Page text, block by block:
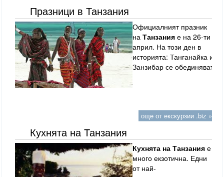
Празници в Танзания
Официалният празник
наТанзания е на 26-ти
април. На този ден в
историята: Танганайка и
Занзибар се обединяват
още от екскурзии .biz »
Кухнята на Танзания
Кухнята на Танзания е
много екзотична. Едни
от най-